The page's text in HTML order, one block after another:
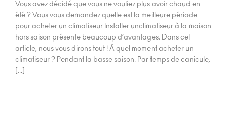
Vous avez décidé que vous ne vouliez plus avoir chaud en
été ? Vous vous demandez quelle est la meilleure période
pour acheter un climatiseur Installer unclimatiseur à la maison
hors saison présente beaucoup d’avantages. Dans cet
article, nous vous dirons tout ! À quel moment acheter un
climatiseur ? Pendant la basse saison. Par temps de canicule,
[…]